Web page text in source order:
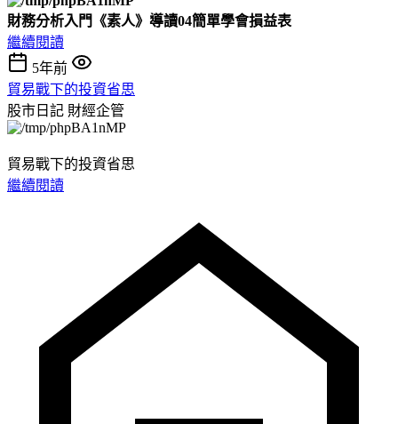
財務分析入門《素人》導讀04簡單學會損益表
繼續閱讀
5年前
貿易戰下的投資省思
股市日記 財經企管
貿易戰下的投資省思
繼續閱讀